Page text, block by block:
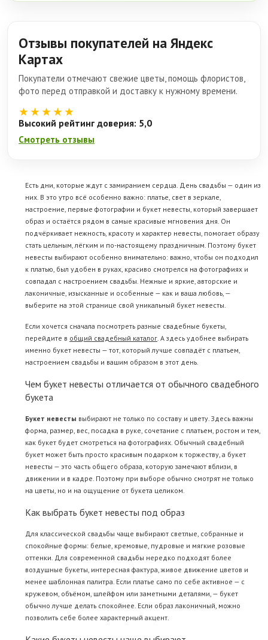
Отзывы покупателей на Яндекс
Картах
Покупатели отмечают свежие цветы, помощь флористов,
фото перед отправкой и доставку к нужному времени.
★★★★★
Высокий рейтинг доверия: 5,0
Смотреть отзывы
Есть дни, которые ждут с замиранием сердца. День свадьбы — один из
них. В это утро всё особенно важно: платье, свет в зеркале,
настроение, первые фотографии и букет невесты, который завершает
образ и остаётся рядом в самые красивые мгновения дня. Он
подчёркивает нежность, красоту и характер невесты, помогает образу
стать цельным, лёгким и по-настоящему праздничным. Поэтому букет
невесты выбирают особенно внимательно: важно, чтобы он подходил
к платью, был удобен в руках, красиво смотрелся на фотографиях и
совпадал с настроением свадьбы. Нежные и яркие, авторские и
лаконичные, изысканные и особенные — как и ваша любовь, —
выберите на этой странице свой уникальный букет невесты.
Если хочется сначала посмотреть разные свадебные букеты,
перейдите в общий свадебный каталог . А здесь удобнее выбирать
именно букет невесты — тот, который лучше совпадёт с платьем,
настроением свадьбы и вашим образом в этот день.
Чем букет невесты отличается от обычного свадебного
букета
Букет невесты выбирают не только по составу и цвету. Здесь важны
форма, размер, вес, посадка в руке, сочетание с платьем, ростом и тем,
как букет будет смотреться на фотографиях. Обычный свадебный
букет может быть просто красивым подарком к торжеству, а букет
невесты — это часть общего образа, которую замечают вблизи, в
движении и в кадре. Поэтому при выборе обычно смотрят не только
на цветы, но и на ощущение от букета целиком.
Как выбрать букет невесты под образ
Для классической свадьбы чаще выбирают светлые, собранные и
спокойные формы: белые, кремовые, пудровые и мягкие розовые
оттенки. Для современной свадьбы нередко подходят более
воздушные букеты, интересная фактура, живое движение цветов и
менее шаблонная палитра. Если платье само по себе активное — с
кружевом, объёмом, шлейфом или заметными деталями, — букет
обычно лучше делать спокойнее. Если образ лаконичный, можно
позволить себе более характерный акцент.